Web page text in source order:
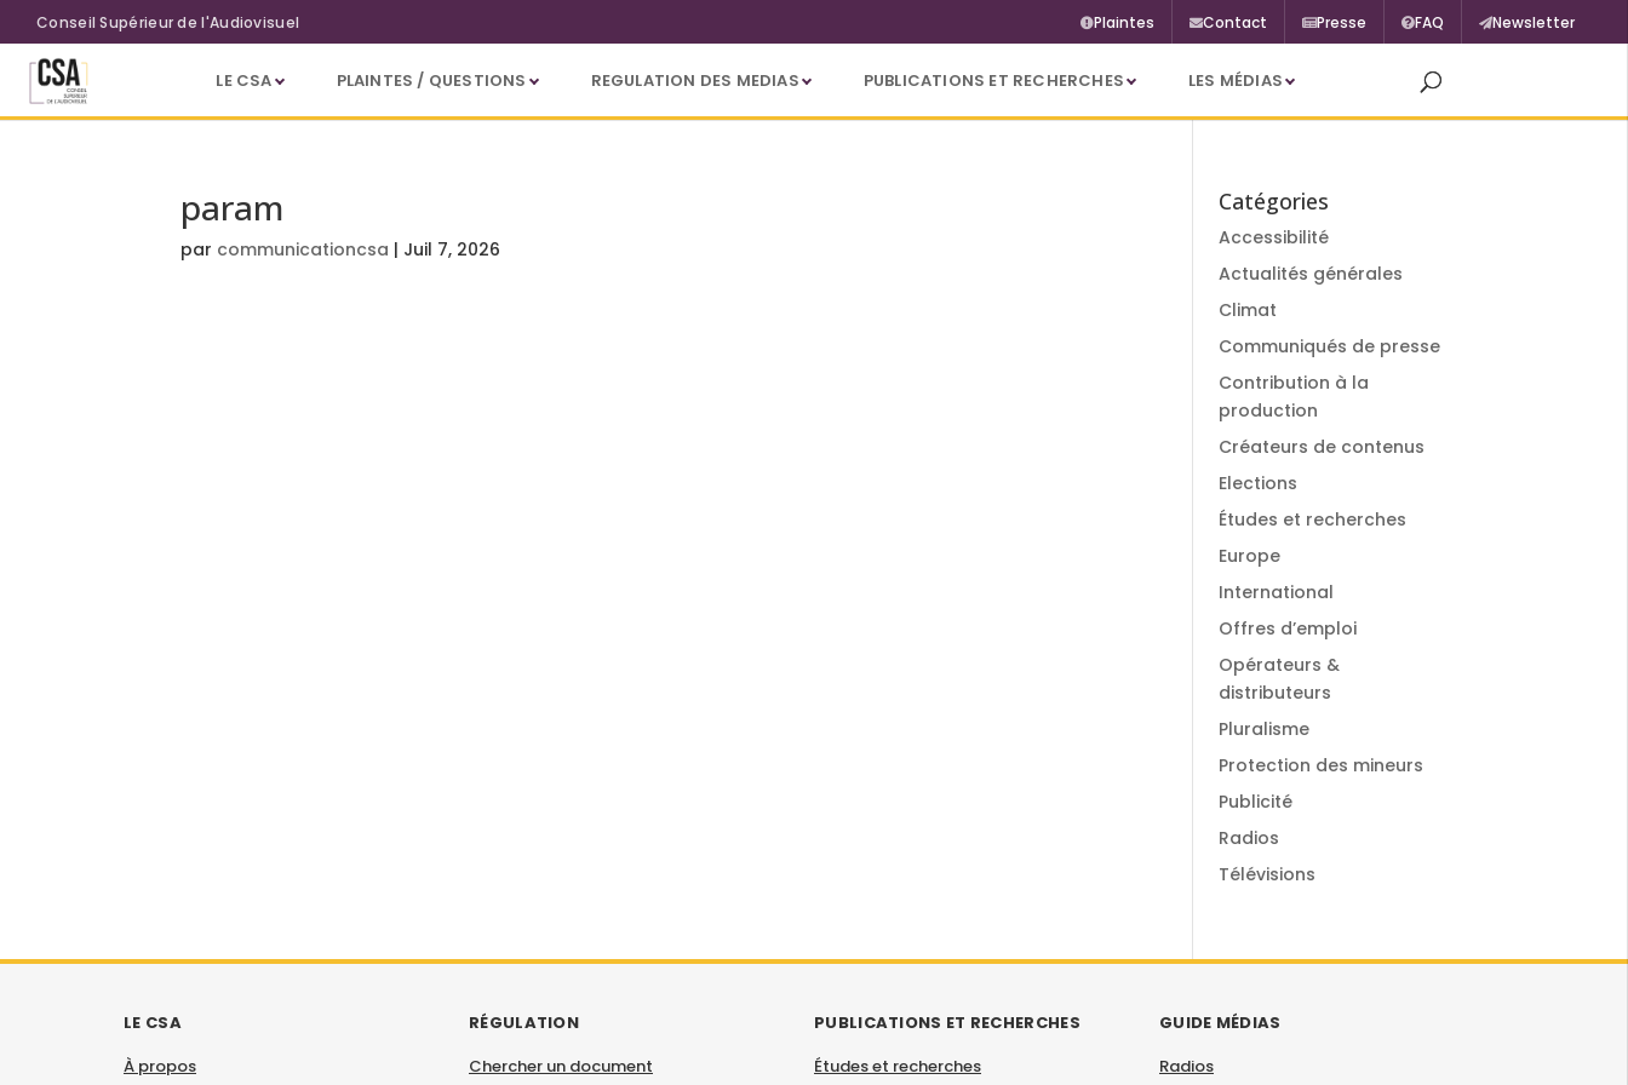
Aller au contenu principal
Conseil Supérieur de l'Audiovisuel Plaintes Contact Presse FAQ Newsletter
LE CSA PLAINTES / QUESTIONS REGULATION DES MEDIAS PUBLICATIONS ET RECHERCHES LES MÉDIAS
param
par communicationcsa | Juil 7, 2026
Catégories
Accessibilité
Actualités générales
Climat
Communiqués de presse
Contribution à la
production
Créateurs de contenus
Elections
Études et recherches
Europe
International
Offres d’emploi
Opérateurs &
distributeurs
Pluralisme
Protection des mineurs
Publicité
Radios
Télévisions
LE CSA
À propos
RÉGULATION
Chercher un document
PUBLICATIONS ET RECHERCHES
Études et recherches
GUIDE MÉDIAS
Radios